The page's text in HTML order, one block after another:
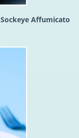
Affumicato